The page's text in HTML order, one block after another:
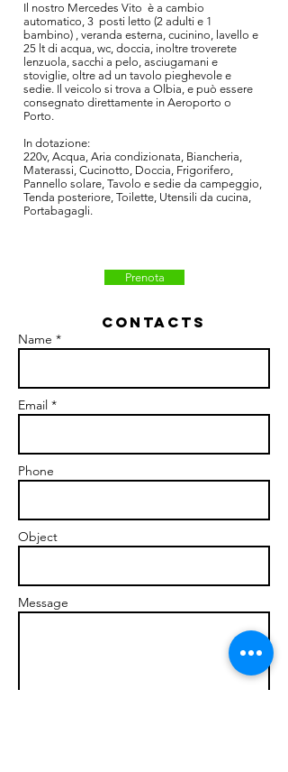
Il nostro Mercedes Vito è a cambio
automatico, 3 posti letto (2 adulti e 1
bambino) , veranda esterna, cucinino, lavello e
25 lt di acqua, wc, doccia, inoltre troverete
lenzuola, sacchi a pelo, asciugamani e
stoviglie, oltre ad un tavolo pieghevole e
sedie. Il veicolo si trova a Olbia, e può essere
consegnato direttamente in Aeroporto o
Porto.
In dotazione:
220v, Acqua, Aria condizionata, Biancheria,
Materassi, Cucinotto, Doccia, Frigorifero,
Pannello solare, Tavolo e sedie da campeggio,
Tenda posteriore, Toilette, Utensili da cucina,
Portabagagli.
Prenota
Contacts
Name *
Email *
Phone
Object
Message